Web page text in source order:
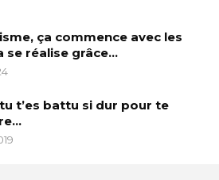
ça commence avec les
se réalise grâce…
t’es battu si dur pour te